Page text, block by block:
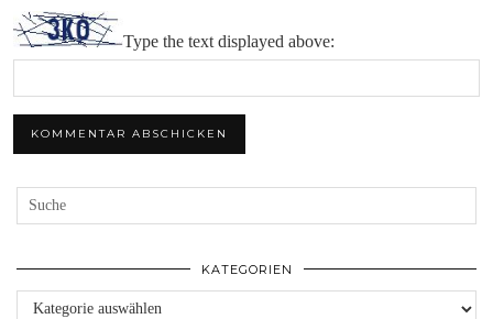
Type the text displayed above:
KATEGORIEN
Kategorien